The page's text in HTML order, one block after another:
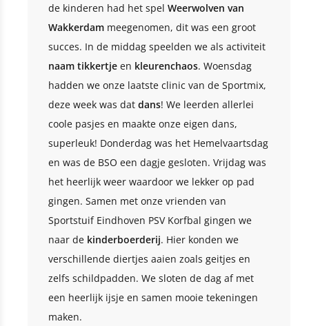
de kinderen had het spel Weerwolven van
Wakkerdam meegenomen, dit was een groot
succes. In de middag speelden we als activiteit
naam tikkertje en kleurenchaos. Woensdag
hadden we onze laatste clinic van de Sportmix,
deze week was dat dans! We leerden allerlei
coole pasjes en maakte onze eigen dans,
superleuk! Donderdag was het Hemelvaartsdag
en was de BSO een dagje gesloten. Vrijdag was
het heerlijk weer waardoor we lekker op pad
gingen. Samen met onze vrienden van
Sportstuif Eindhoven PSV Korfbal gingen we
naar de kinderboerderij. Hier konden we
verschillende diertjes aaien zoals geitjes en
zelfs schildpadden. We sloten de dag af met
een heerlijk ijsje en samen mooie tekeningen
maken.